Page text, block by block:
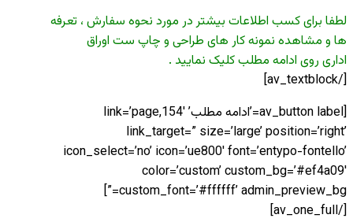
لطفا برای کسب اطلاعات بیشتر در مورد نحوه سفارش ، تعرفه
ها و مشاهده نمونه کار های طراحی و چاپ ست اوراق
اداری روی ادامه مطلب کلیک نمایید .
[/av_textblock]
[av_button label=’ادامه مطلب’ link=’page,154′
link_target=” size=’large’ position=’right’
icon_select=’no’ icon=’ue800′ font=’entypo-fontello’
color=’custom’ custom_bg=’#ef4a09′
custom_font=’#ffffff’ admin_preview_bg=”]
[/av_one_full]